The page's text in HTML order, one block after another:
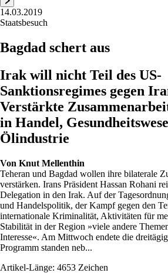
14.03.2019
Staatsbesuch
Bagdad schert aus
Irak will nicht Teil des US-
Sanktionsregimes gegen
Verstärkte
in Handel,
Ölindustrie
Von Knut Mellenthin
Teheran und Bagdad wollen ihre bilaterale
verstärken. Irans Präsident Hassan Rohani
Delegation in den Irak. Auf der
und Handelspolitik, der Kampf gegen den
internationale Kriminalität, Aktivitäten für
Stabilität in der Region »viele andere
Interesse«. Am Mittwoch endete die
Programm standen neb...
Artikel-Länge: 4653 Zeichen